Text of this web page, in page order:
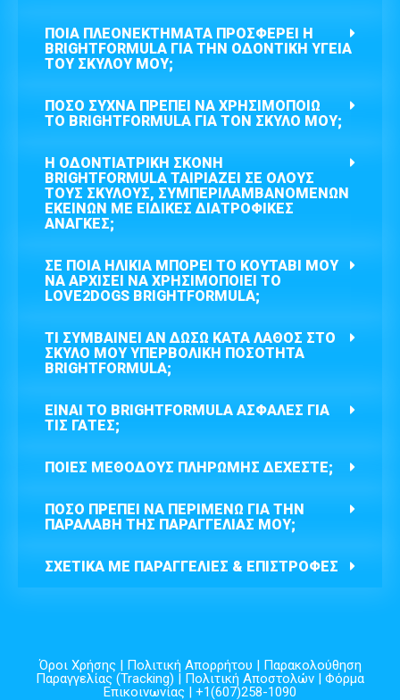
ΠΟΙΑ ΠΛΕΟΝΕΚΤΉΜΑΤΑ ΠΡΟΣΦΈΡΕΙ Η
BRIGHTFORMULA ΓΙΑ ΤΗΝ ΟΔΟΝΤΙΚΉ ΥΓΕΊΑ
ΤΟΥ ΣΚΎΛΟΥ ΜΟΥ;
ΠΌΣΟ ΣΥΧΝΆ ΠΡΈΠΕΙ ΝΑ ΧΡΗΣΙΜΟΠΟΙΏ
ΤΟ BRIGHTFORMULA ΓΙΑ ΤΟΝ ΣΚΎΛΟ ΜΟΥ;
Η ΟΔΟΝΤΙΑΤΡΙΚΉ ΣΚΌΝΗ
BRIGHTFORMULA ΤΑΙΡΙΆΖΕΙ ΣΕ ΌΛΟΥΣ
ΤΟΥΣ ΣΚΎΛΟΥΣ, ΣΥΜΠΕΡΙΛΑΜΒΑΝΟΜΈΝΩΝ
ΕΚΕΊΝΩΝ ΜΕ ΕΙΔΙΚΈΣ ΔΙΑΤΡΟΦΙΚΈΣ
ΑΝΆΓΚΕΣ;
ΣΕ ΠΟΙΑ ΗΛΙΚΊΑ ΜΠΟΡΕΊ ΤΟ ΚΟΥΤΆΒΙ ΜΟΥ
ΝΑ ΑΡΧΊΣΕΙ ΝΑ ΧΡΗΣΙΜΟΠΟΙΕΊ ΤΟ
LOVE2DOGS BRIGHTFORMULA;
ΤΙ ΣΥΜΒΑΊΝΕΙ ΑΝ ΔΏΣΩ ΚΑΤΆ ΛΆΘΟΣ ΣΤΟ
ΣΚΎΛΟ ΜΟΥ ΥΠΕΡΒΟΛΙΚΉ ΠΟΣΌΤΗΤΑ
BRIGHTFORMULA;
ΕΊΝΑΙ ΤΟ BRIGHTFORMULA ΑΣΦΑΛΈΣ ΓΙΑ
ΤΙΣ ΓΆΤΕΣ;
ΠΟΙΕΣ ΜΕΘΌΔΟΥΣ ΠΛΗΡΩΜΉΣ ΔΈΧΕΣΤΕ;
ΠΌΣΟ ΠΡΈΠΕΙ ΝΑ ΠΕΡΙΜΈΝΩ ΓΙΑ ΤΗΝ
ΠΑΡΑΛΑΒΉ ΤΗΣ ΠΑΡΑΓΓΕΛΊΑΣ ΜΟΥ;
ΣΧΕΤΙΚΆ ΜΕ ΠΑΡΑΓΓΕΛΊΕΣ & ΕΠΙΣΤΡΟΦΈΣ
Όροι Χρήσης| Πολιτική Απορρήτου
Παρακολούθηση
Παραγγελίας (Tracking)
Πολιτική Αποστολών
Φόρμα
Επικοινωνίας | +1(607)258-1090